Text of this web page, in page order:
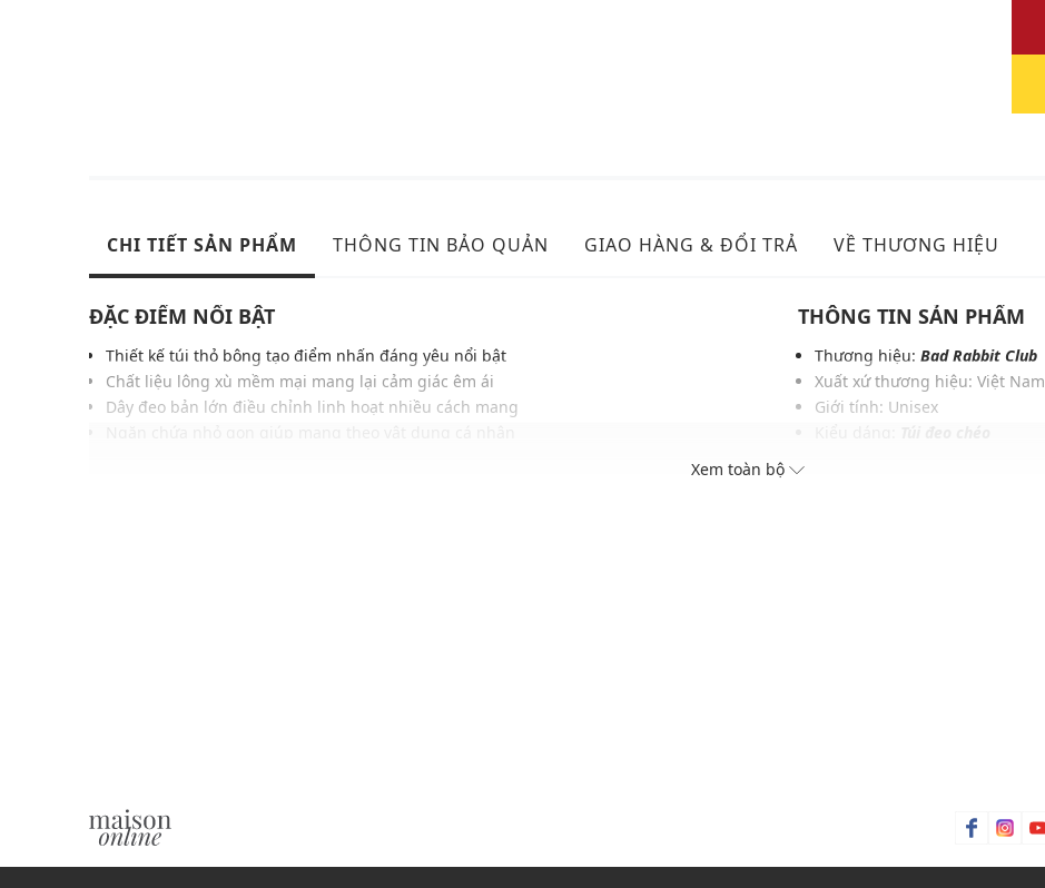
CHI TIẾT SẢN PHẨM THÔNG TIN BẢO QUẢN GIAO HÀNG & ĐỔI TRẢ VỀ THƯƠNG HIỆU
ĐẶC ĐIỂM NỔI BẬT
Thiết kế túi thỏ bông tạo điểm nhấn đáng yêu nổi bật
Chất liệu lông xù mềm mại mang lại cảm giác êm ái
Dây đeo bản lớn điều chỉnh linh hoạt nhiều cách mang
THÔNG TIN SẢN PHẨM
Thương hiệu: Bad Rabbit Club
Xuất xứ thương hiệu: Việt Nam
Giới tính: Unisex
Xem toàn bộ